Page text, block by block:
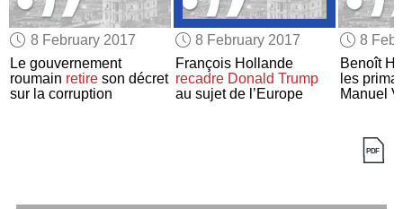
8 February 2017
Le gouvernement
roumain retire son décret
sur la corruption
8 February 2017
François Hollande
recadre Donald Trump
au sujet de l’Europe
8
Benoît
les
Manuel